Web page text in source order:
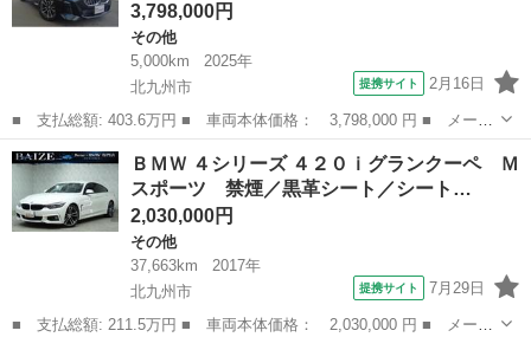
3,798,000円
その他
5,000km
2025年
北九州市
提携サイト 2月16日
■ 支払総額: 403.6万円 ■ 車両本体価格： 3,798,000 円 ■ メーカ
ー名： ＢＭＷ ■ 車種名： ２シリーズ ■ グレード名： ２１８
ｉアクティブツアラー Ｍスポーツ ＤＣＴ ■ 排気量： 1500cc ...
福岡 北九州市
ＢＭＷ ４シリーズ ４２０ｉグランクーペ Ｍ
スポーツ 禁煙／黒革シート／シート…
2,030,000円
その他
37,663km
2017年
北九州市
提携サイト 7月29日
■ 支払総額: 211.5万円 ■ 車両本体価格： 2,030,000 円 ■ メーカ